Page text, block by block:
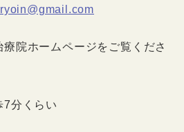
院ホームページをご覧くださ
7分くらい